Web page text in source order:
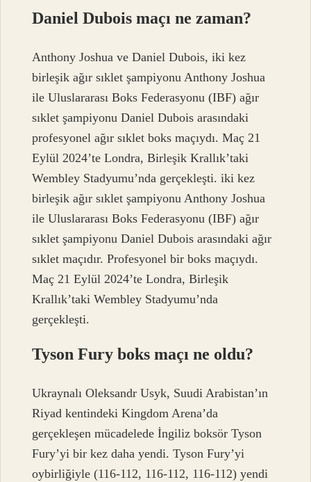
Daniel Dubois maçı ne zaman?
Anthony Joshua ve Daniel Dubois, iki kez
birleşik ağır sıklet şampiyonu Anthony Joshua
ile Uluslararası Boks Federasyonu (IBF) ağır
sıklet şampiyonu Daniel Dubois arasındaki
profesyonel ağır sıklet boks maçıydı. Maç 21
Eylül 2024’te Londra, Birleşik Krallık’taki
Wembley Stadyumu’nda gerçekleşti. iki kez
birleşik ağır sıklet şampiyonu Anthony Joshua
ile Uluslararası Boks Federasyonu (IBF) ağır
sıklet şampiyonu Daniel Dubois arasındaki ağır
sıklet maçıdır. Profesyonel bir boks maçıydı.
Maç 21 Eylül 2024’te Londra, Birleşik
Krallık’taki Wembley Stadyumu’nda
gerçekleşti.
Tyson Fury boks maçı ne oldu?
Ukraynalı Oleksandr Usyk, Suudi Arabistan’ın
Riyad kentindeki Kingdom Arena’da
gerçekleşen mücadelede İngiliz boksör Tyson
Fury’yi bir kez daha yendi. Tyson Fury’yi
oybirliğiyle (116-112, 116-112, 116-112) yendi